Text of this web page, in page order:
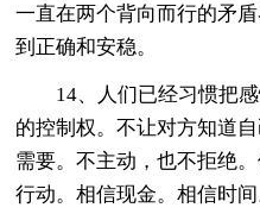
一直在两个背向而行的矛
到正确和安稳。
14、人们已经习惯把
的控制权。不让对方知道
需要。不主动，也不拒绝
行动。相信现金。相信时